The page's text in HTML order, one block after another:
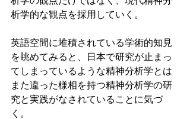
析学的な観点を採用していく。
英語空間に堆積されている学術的知見
を眺めてみると、日本で研究が止まっ
てしまっているような精神分析学とは
また違った様相を持つ精神分析学の研
究と実践がなされていることに気づ
く。